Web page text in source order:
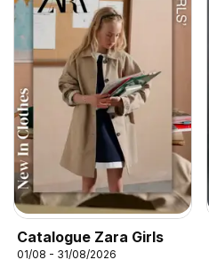
Catalogue Zara Girls
01/08 - 31/08/2026